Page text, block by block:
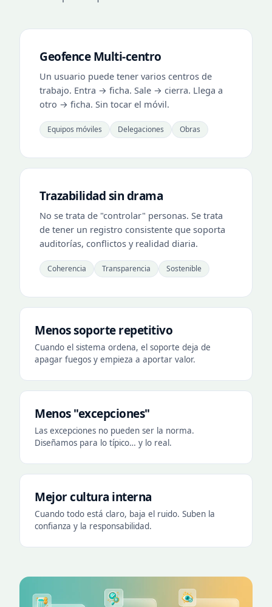
Geofence Multi-centro
Un usuario puede tener varios centros de
trabajo. Entra → ficha. Sale → cierra. Llega a
otro → ficha. Sin tocar el móvil.
Equipos móviles Delegaciones Obras
Trazabilidad sin drama
No se trata de "controlar" personas. Se trata
de tener un registro consistente que soporta
auditorías, conflictos y realidad diaria.
Coherencia Transparencia Sostenible
Menos soporte repetitivo
Cuando el sistema ordena, el soporte deja de
apagar fuegos y empieza a aportar valor.
Menos "excepciones"
Las excepciones no pueden ser la norma.
Diseñamos para lo típico… y lo real.
Mejor cultura interna
Cuando todo está claro, baja el ruido. Suben la
confianza y la responsabilidad.